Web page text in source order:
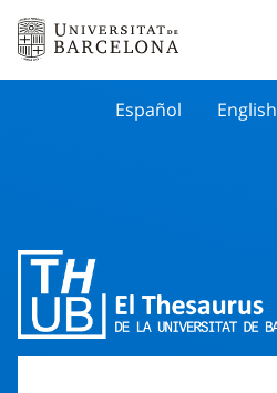
Español English